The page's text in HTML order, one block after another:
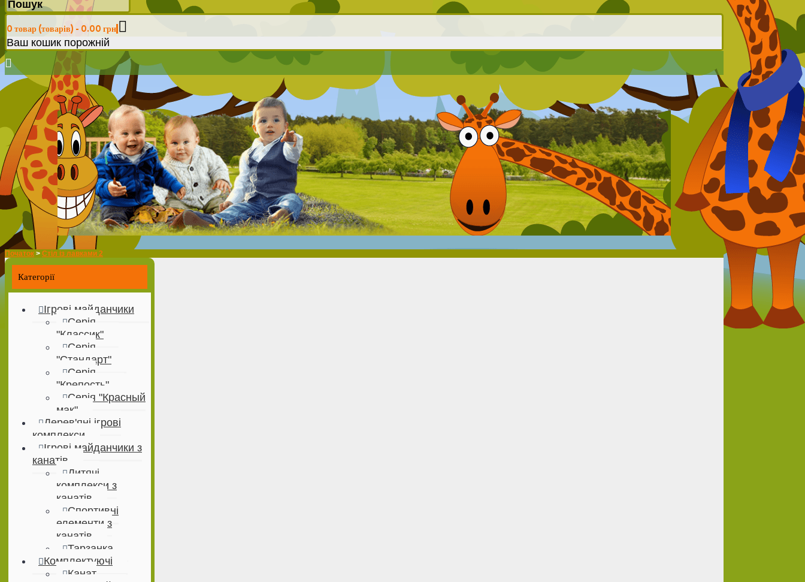
0 товар (товарів) - 0.00 грн
Ваш кошик порожній
Початок > Стіл із лавками 2
Категорії
Ігрові майданчики
Серія
"Классик"
Серія
"Стандарт"
Серія
"Крепость"
Серія "Красный
мак"
Дерев'яні ігрові
комплекси
Ігрові майданчики з
канатів
Дитячі
комплекси з
канатів
Спортивні
елементи з
канатів
Тарзанка
Комплектуючі
Канат